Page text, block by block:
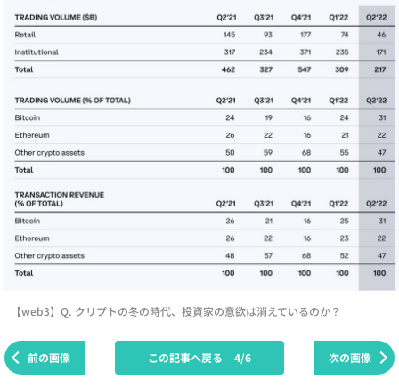
【web3】Q. クリプトの冬の時代、投資家の意欲は消えているのか？
前の画像 次の画像
この記事へ戻る 4/6